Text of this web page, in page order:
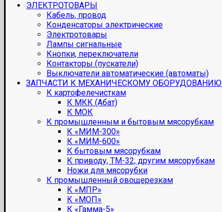
ЭЛЕКТРОТОВАРЫ
Кабель, провод
Конденсаторы электрические
Электротовары
Лампы сигнальные
Кнопки, переключатели
Контакторы (пускатели)
Выключатели автоматические (автоматы)
ЗАПЧАСТИ К МЕХАНИЧЕСКОМУ ОБОРУДОВАНИЮ
К картофелечисткам
К МКК (Абат)
К МОК
К промышленным и бытовым мясорубкам
К «МИМ-300»
К «МИМ-600»
К бытовым мясорубкам
К приводу, ТМ-32, другим мясорубкам
Ножи для мясорубки
К промышленный овощерезкам
К «МПР»
К «МОП»
К «Гамма-5»